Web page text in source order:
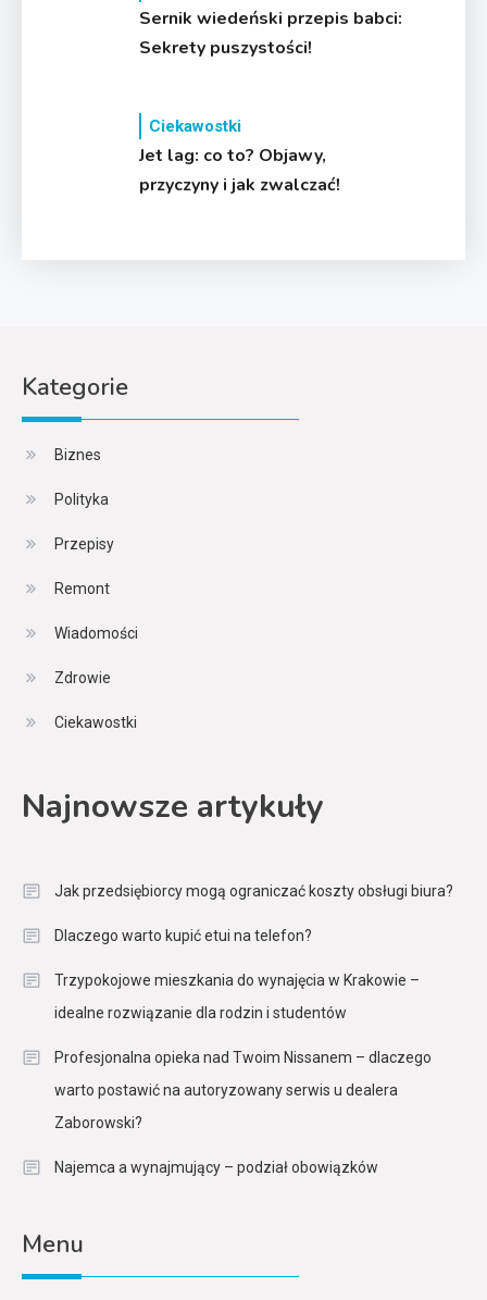
Sernik wiedeński przepis babci:
Sekrety puszystości!
Ciekawostki
Jet lag: co to? Objawy,
przyczyny i jak zwalczać!
Kategorie
Biznes
Polityka
Przepisy
Remont
Wiadomości
Zdrowie
Ciekawostki
Najnowsze artykuły
Jak przedsiębiorcy mogą ograniczać koszty obsługi biura?
Dlaczego warto kupić etui na telefon?
Trzypokojowe mieszkania do wynajęcia w Krakowie –
idealne rozwiązanie dla rodzin i studentów
Profesjonalna opieka nad Twoim Nissanem – dlaczego
warto postawić na autoryzowany serwis u dealera
Zaborowski?
Najemca a wynajmujący – podział obowiązków
Menu